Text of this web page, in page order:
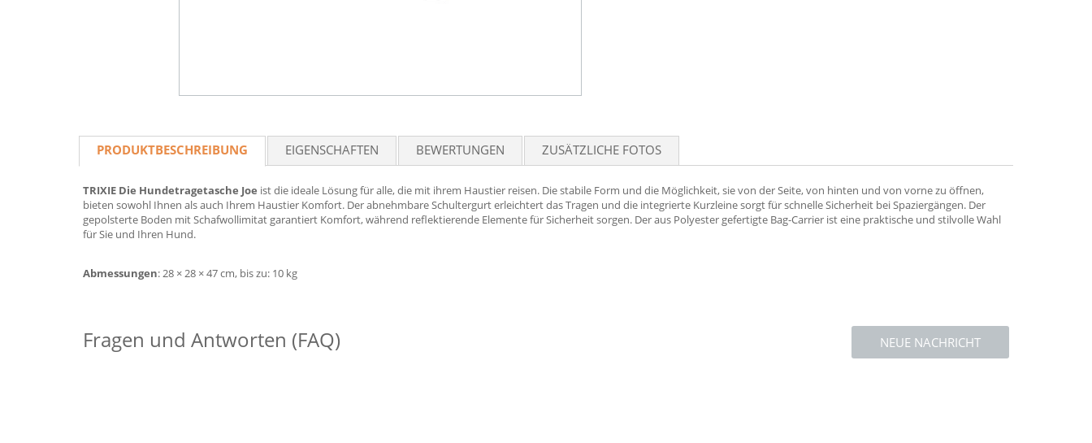
PRODUKTBESCHREIBUNG EIGENSCHAFTEN BEWERTUNGEN ZUSÄTZLICHE FOTOS
TRIXIE Die Hundetragetasche Joe ist die ideale Lösung für alle, die mit ihrem Haustier reisen. Die stabile Form und die Möglichkeit, sie von der Seite, von hinten und von vorne zu öffnen,
bieten sowohl Ihnen als auch Ihrem Haustier Komfort. Der abnehmbare Schultergurt erleichtert das Tragen und die integrierte Kurzleine sorgt für schnelle Sicherheit bei Spaziergängen. Der
gepolsterte Boden mit Schafwollimitat garantiert Komfort, während reflektierende Elemente für Sicherheit sorgen. Der aus Polyester gefertigte Bag-Carrier ist eine praktische und stilvolle Wahl
für Sie und Ihren Hund.
Abmessungen: 28 × 28 × 47 cm, bis zu: 10 kg
NEUE NACHRICHT
Fragen und Antworten (FAQ)